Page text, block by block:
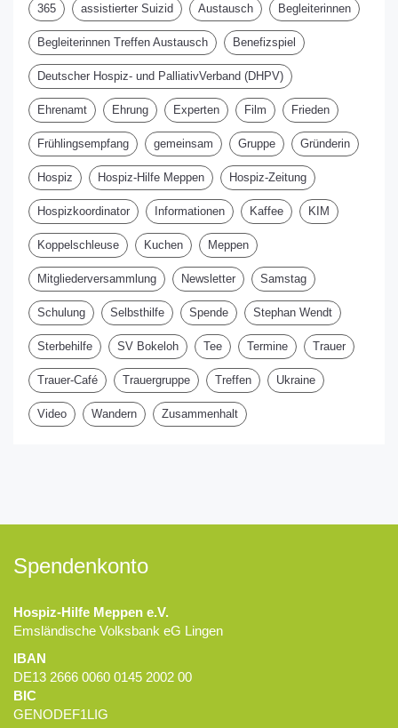
365 assistierter Suizid Austausch Begleiterinnen
Begleiterinnen Treffen Austausch Benefizspiel
Deutscher Hospiz- und PalliativVerband (DHPV)
Ehrenamt Ehrung Experten Film Frieden
Frühlingsempfang gemeinsam Gruppe Gründerin
Hospiz Hospiz-Hilfe Meppen Hospiz-Zeitung
Hospizkoordinator Informationen Kaffee KIM
Koppelschleuse Kuchen Meppen
Mitgliederversammlung Newsletter Samstag
Schulung Selbsthilfe Spende Stephan Wendt
Sterbehilfe SV Bokeloh Tee Termine Trauer
Trauer-Café Trauergruppe Treffen Ukraine
Video Wandern Zusammenhalt
Spendenkonto
Hospiz-Hilfe Meppen e.V.
Emsländische Volksbank eG Lingen
IBAN
DE13 2666 0060 0145 2002 00
BIC
GENODEF1LIG